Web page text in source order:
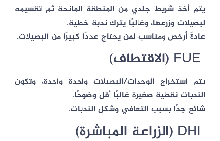
يتم أخذشريط جلديمن المنطقة المانحة ثم تقسيمه
لبصيلات وزرعها، وغالبًا يتركندبة خطية.
عادةً أرخصومناسب لمن يحتاج عددًا كبيرًا من البصيلات.
يتم استخراج الوحدات/البصيلات واحدة واحدة، وتكون
الندباتنقطية صغيرةغالبًا أقل وضوحًا.
شائع جدًا بسبب التعافي وشكل الندبات.